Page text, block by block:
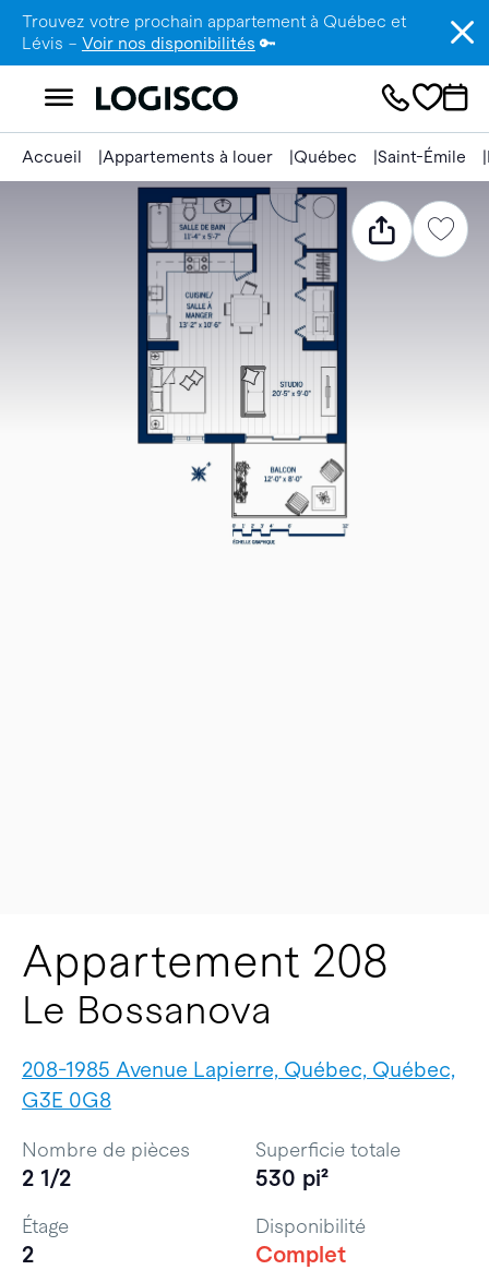
Trouvez votre prochain appartement à Québec et
Lévis – Voir nos disponibilités 🔑
Accueil Appartements à louer Québec Saint-Émile
Appartement 208
Le Bossanova
208-1985 Avenue Lapierre, Québec, Québec,
G3E 0G8
Nombre de pièces
2 1/2
Superficie totale
530 pi²
Étage
2
Disponibilité
Complet